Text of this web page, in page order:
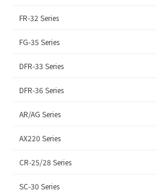
FR-32 Series
FG-35 Series
DFR-33 Series
DFR-36 Series
AR/AG Series
AX220 Series
CR-25/28 Series
SC-30 Series